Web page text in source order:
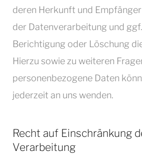
deren Herkunft und
der Datenverarbeitung und
Berichtigung oder Löschung
Hierzu sowie zu weiteren
personenbezogene Daten
jederzeit an uns wenden.
Recht auf Einschränkung
Verarbeitung